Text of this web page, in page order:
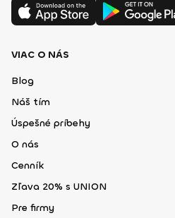
VIAC O NÁS
Blog
Náš tím
Úspešné príbehy
O nás
Cenník
Zľava 20% s UNION
Pre firmy